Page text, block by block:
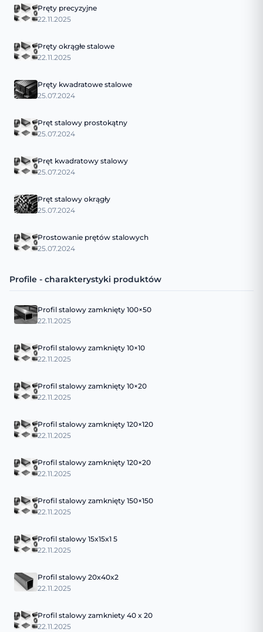
Pręty precyzyjne
22.11.2025
Pręty okrągłe stalowe
22.11.2025
Pręty kwadratowe stalowe
25.07.2024
Pręt stalowy prostokątny
25.07.2024
Pręt kwadratowy stalowy
25.07.2024
Pręt stalowy okrągły
25.07.2024
Prostowanie prętów stalowych
25.07.2024
Profile - charakterystyki produktów
Profil stalowy zamknięty 100×50
22.11.2025
Profil stalowy zamknięty 10×10
22.11.2025
Profil stalowy zamknięty 10×20
22.11.2025
Profil stalowy zamknięty 120×120
22.11.2025
Profil stalowy zamknięty 120×20
22.11.2025
Profil stalowy zamknięty 150×150
22.11.2025
Profil stalowy 15x15x1 5
22.11.2025
Profil stalowy 20x40x2
22.11.2025
Profil stalowy zamkniety 40 x 20
22.11.2025